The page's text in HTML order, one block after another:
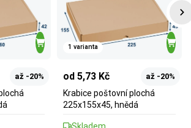
až -20%
1 varianta
od 5,73 Kč až -20%
Krabice poštovní plochá
225x155x45, hnědá
Skladem